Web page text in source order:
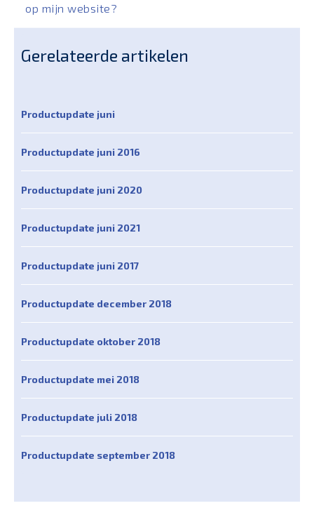
op mijn website?
Gerelateerde artikelen
Productupdate juni
Productupdate juni 2016
Productupdate juni 2020
Productupdate juni 2021
Productupdate juni 2017
Productupdate december 2018
Productupdate oktober 2018
Productupdate mei 2018
Productupdate juli 2018
Productupdate september 2018